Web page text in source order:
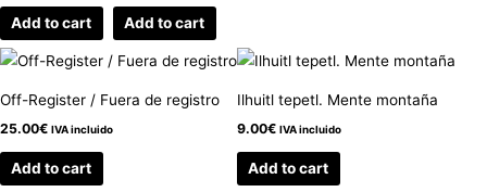
Add to cart Add to cart
Off-Register / Fuera de registro
25.00€ IVA incluido
Add to cart
Ilhuitl tepetl. Mente montaña
9.00€ IVA incluido
Add to cart